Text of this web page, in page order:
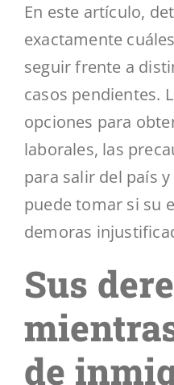
En este artículo,
exactamente
seguir frente a
casos pendientes.
opciones para
laborales, las
para salir del país
puede tomar si su
demoras
Sus
de